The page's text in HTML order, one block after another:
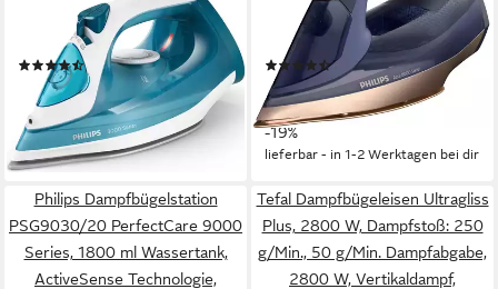
2100 W, Keramik Bügelsohle,
mit 300 ml Wassertank und
140 g Dampfstoß
(80)
60,10 €
leider ausverkauft
3000 W, SteamGlide Elite
Bügelsohle, mit 350 ml
Wassertank und 260 g
Dampfstoß
(132)
129,00 € UVP159,99 €
11,78 €mtl. in 12 Raten
-19%
lieferbar - in 1-2 Werktagen bei dir
Philips Dampfbügelstation
PSG9030/20 PerfectCare 9000
Series, 1800 ml Wassertank,
ActiveSense Technologie,
Tefal Dampfbügeleisen Ultragliss
Plus, 2800 W, Dampfstoß: 250
g/Min., 50 g/Min. Dampfabgabe,
2800 W, Vertikaldampf,